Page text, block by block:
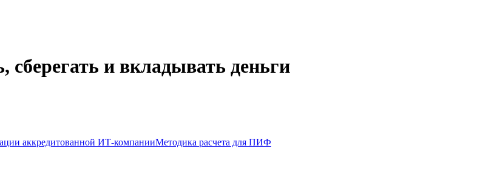
и вкладывать деньги
аккредитованной ИТ-компанииМетодика расчета для ПИФ